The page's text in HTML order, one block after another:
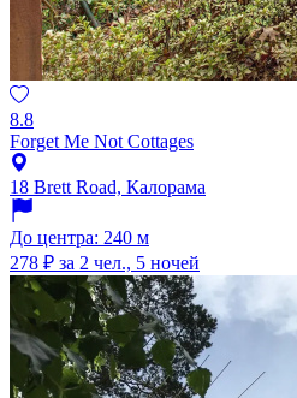
8.8
Forget Me Not Cottages
18 Brett Road, Калорама
До центра: 240 м
278 ₽ за 2 чел., 5 ночей